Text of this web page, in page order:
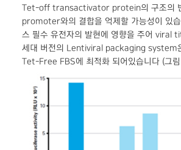
Tet-off transactivator protein의 구조의
promoter와의 결합을 억제할 가능성이 있
스 필수 유전자의 발현에 영향을 주어 viral
세대 버전의 Lentiviral packaging system
Tet-Free FBS에 최적화 되어있습니다 (그